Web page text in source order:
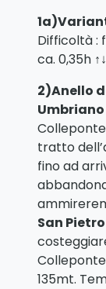
Difficoltà :
ca. 0,35h
2)Anello
tratto
fino ad
San
135mt.